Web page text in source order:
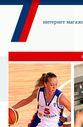
интернет